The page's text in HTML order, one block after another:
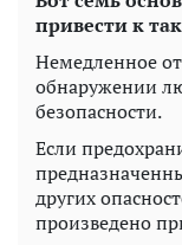
привести к
Немедленное
обнаружении
безопасности.
Если
других
произведено